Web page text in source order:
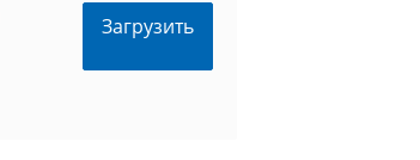
Загрузить